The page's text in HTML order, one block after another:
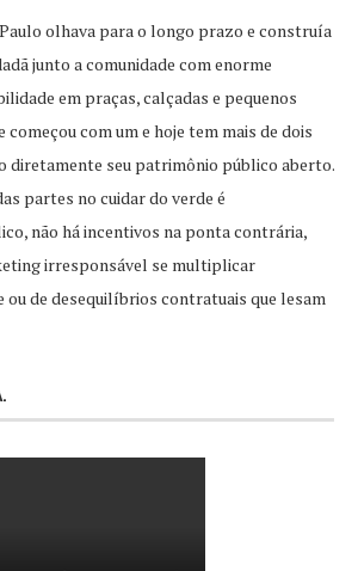
olhava para o longo prazo e construía
junto a comunidade com enorme
em praças, calçadas e pequenos
começou com um e hoje tem mais de dois
diretamente seu patrimônio público aberto.
partes no cuidar do verde é
não há incentivos na ponta contrária,
irresponsável se multiplicar
de desequilíbrios contratuais que lesam